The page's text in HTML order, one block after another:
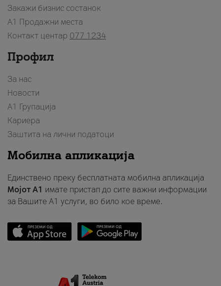
Закажи бизнис состанок
A1 Продажни места
Контакт центар 077 1234
Профил
За нас
Новости
А1 Групација
Кариера
Заштита на лични податоци
Мобилна апликација
Единствено преку бесплатната мобилна апликација
Мојот A1 имате пристап до сите важни информации
за Вашите A1 услуги, во било кое време.